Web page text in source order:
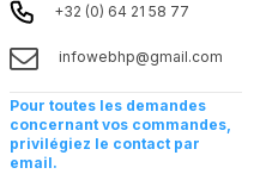
+32 (0) 64 21 58 77
infowebhp@gmail.com
Pour toutes les demandes
concernant vos commandes,
privilégiez le contact par
email.